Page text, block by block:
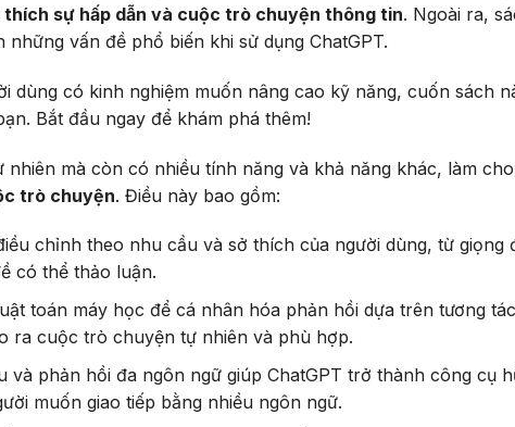
thích sự hấp dẫn và cuộc trò chuyện thông tin. Ngoài ra,
vấn đề phổ biến khi sử dụng ChatGPT.
dùng có kinh nghiệm muốn nâng cao kỹ năng, cuốn sách
Bắt đầu ngay để khám phá thêm!
mà còn có nhiều tính năng và khả năng khác, làm
trò chuyện. Điều này bao gồm:
chỉnh theo nhu cầu và sở thích của người dùng, từ giọng
có thể thảo luận.
toán máy học để cá nhân hóa phản hồi dựa trên tương
ra cuộc trò chuyện tự nhiên và phù hợp.
và phản hồi đa ngôn ngữ giúp ChatGPT trở thành công cụ
muốn giao tiếp bằng nhiều ngôn ngữ.